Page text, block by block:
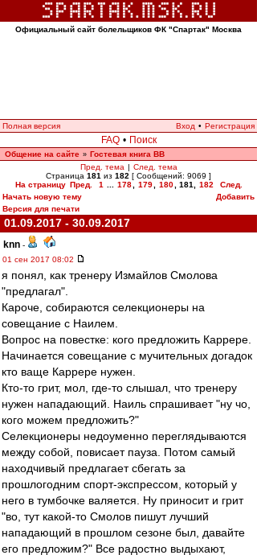
Официальный сайт болельщиков ФК "Спартак" Москва
Полная версия Вход • Регистрация
FAQ • Поиск
Общение на сайте » Гостевая книга ВВ
Пред. тема | След. тема
Страница 181 из 182 [ Сообщений: 9069 ]
На страницу Пред. 1 178 179 180 181 182
След.
Начать новую тему
Добавить
Версия для печати
01.09.2017 - 30.09.2017
knn -
01 сен 2017 08:02
я понял, как тренеру Измайлов Смолова
"предлагал".
Кароче, собираются селекционеры на
совещание с Наилем.
Вопрос на повестке: кого предложить Каррере.
Начинается совещание с мучительных догадок
кто ваще Каррере нужен.
Кто-то грит, мол, где-то слышал, что тренеру
нужен нападающий. Наиль спрашивает "ну чо,
кого можем предложить?"
Селекционеры недоуменно переглядываются
между собой, повисает пауза. Потом самый
находчивый предлагает сбегать за
прошлогодним спорт-экспрессом, который у
него в тумбочке валяется. Ну приносит и грит
"во, тут какой-то Смолов пишут лучший
нападающий в прошлом сезоне был, давайте
его предложим?" Все радостно выдыхают,